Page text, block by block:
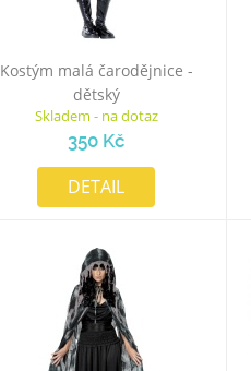
Kostým malá čarodějnice -
dětský
Skladem - na dotaz
350 Kč
DETAIL